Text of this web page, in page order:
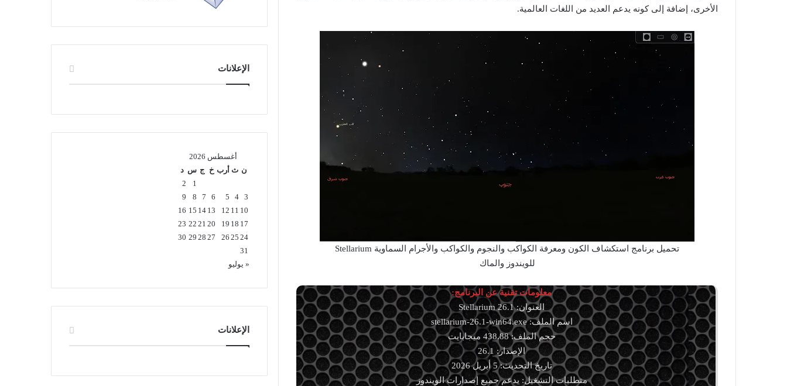
الأخرى، إضافة إلى كونه يدعم العديد من اللغات العالمية.
تحميل برنامج استكشاف الكون ومعرفة الكواكب والنجوم والكواكب والأجرام السماوية Stellarium
للويندوز والماك
معلومات تقنية عن البرنامج:
العنوان: Stellarium 26.1
اسم الملف: stellarium-26.1-win64.exe
حجم الملف: 438.88 ميجابايت
الإصدار: 26.1
تاريخ التحديث: 5 أبريل 2026
متطلبات التشغيل: يدعم جميع إصدارات الويندوز
الإعلانات
أغسطس 2026
ن ث أرب خ ج س د
1
2
3
4
5
6
7
8
9
10
11
12
13
14
15
16
17
18
19
20
21
22
23
24
25
26
27
28
29
30
31
« يوليو
الإعلانات